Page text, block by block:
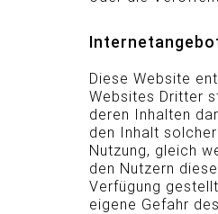
Diese Website
Websites Dritter
deren Inhalten
den Inhalt
Nutzung, gleich
den Nutzern
Verfügung
eigene Gefahr